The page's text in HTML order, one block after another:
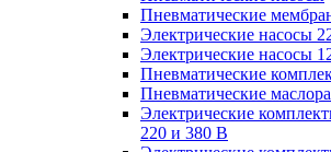
Пневматические
Электрические насосы
Электрические насосы
Пневматические
Пневматические
Электрические
220 и 380 В